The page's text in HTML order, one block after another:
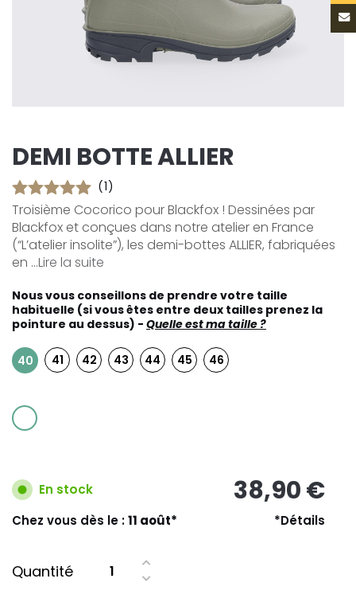
DEMI BOTTE ALLIER
(1)
Troisième Cocorico pour Blackfox ! Dessinées par
Blackfox et conçues dans notre atelier en France
(“L’atelier insolite”), les demi-bottes ALLIER, fabriquées
en ...Lire la suite
Nous vous conseillons de prendre votre taille
habituelle (si vous êtes entre deux tailles prenez la
pointure au dessus) - Quelle est ma taille ?
40 41 42 43 44 45 46
En stock 38,90 €
Chez vous dès le :11 août* *Détails
Quantité